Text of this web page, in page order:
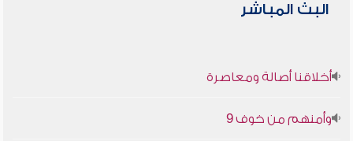
البث المباشر
أخلاقنا أصالة ومعاصرة
وأمنهم من خوف 9